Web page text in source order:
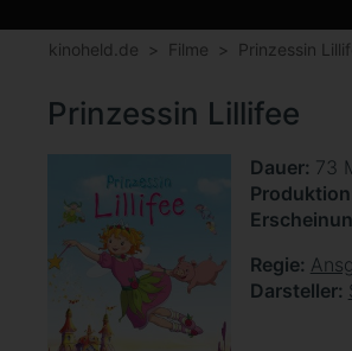
kinoheld.de Filme Prinzessin
Prinzessin Lillifee
Dauer 73
Produktion
Regie
Darsteller